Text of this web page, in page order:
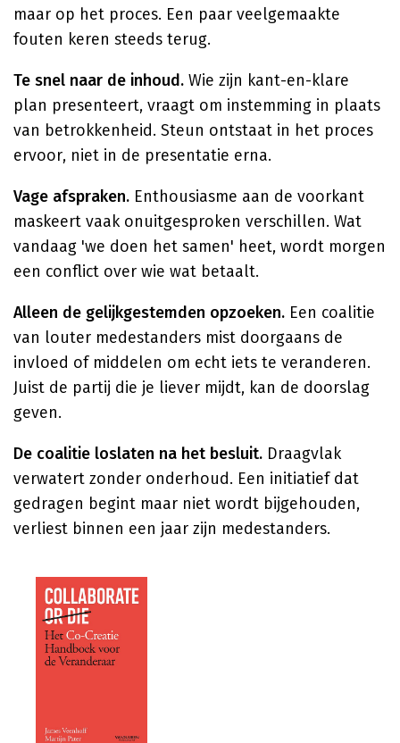
maar op het proces. Een paar veelgemaakte
fouten keren steeds terug.
Te snel naar de inhoud. Wie zijn kant-en-klare
plan presenteert, vraagt om instemming in plaats
van betrokkenheid. Steun ontstaat in het proces
ervoor, niet in de presentatie erna.
Vage afspraken. Enthousiasme aan de voorkant
maskeert vaak onuitgesproken verschillen. Wat
vandaag 'we doen het samen' heet, wordt morgen
een conflict over wie wat betaalt.
Alleen de gelijkgestemden opzoeken. Een coalitie
van louter medestanders mist doorgaans de
invloed of middelen om echt iets te veranderen.
Juist de partij die je liever mijdt, kan de doorslag
geven.
De coalitie loslaten na het besluit. Draagvlak
verwatert zonder onderhoud. Een initiatief dat
gedragen begint maar niet wordt bijgehouden,
verliest binnen een jaar zijn medestanders.